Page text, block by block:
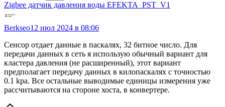
Zigbee датчик давления воды EFEKTA_PST_V1
Berkseo12 июл 2024 в 08:06
Сенсор отдает данные в паскалях, 32 битное число. Для
передачи данных в сеть я использую обычный вариант для
кластера давления (не расширенный), этот вариант
предполагает передачу данных в килопаскалях с точностью
0.1 kpa. Все остальные выводимые единицы измерения уже
рассчитываются на стороне хоста, в конвертере.